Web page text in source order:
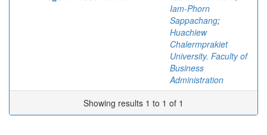
Iam-Phorn
Sappachang;
Huachiew
Chalermprakiet
University. Faculty of
Business
Administration
Showing results 1 to 1 of 1